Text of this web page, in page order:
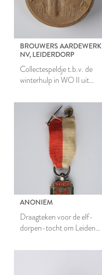
BROUWERS AARDEWERK
NV, LEIDERDORP
Collectespeldje t.b.v. de
winterhulp in WO II uit
ANONIEM
Draagteken voor de elf-
dorpen-tocht om Leiden